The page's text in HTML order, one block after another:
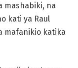
mashabiki, na
kati ya Raul
mafanikio katika